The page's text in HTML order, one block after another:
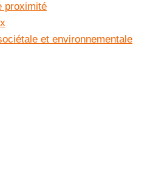
proximité
et environnementale